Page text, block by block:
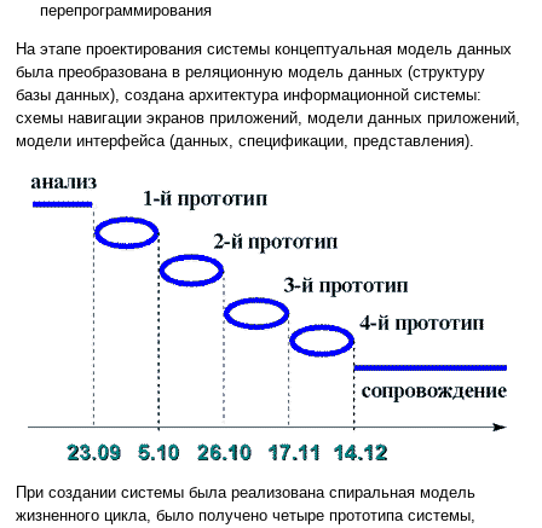
перепрограммирования
На этапе проектирования системы концептуальная модель данных
была преобразована в реляционную модель данных (структуру
базы данных), создана архитектура информационной системы:
схемы навигации экранов приложений, модели данных приложений,
модели интерфейса (данных, спецификации, представления).
При создании системы была реализована спиральная модель
жизненного цикла, было получено четыре прототипа системы,